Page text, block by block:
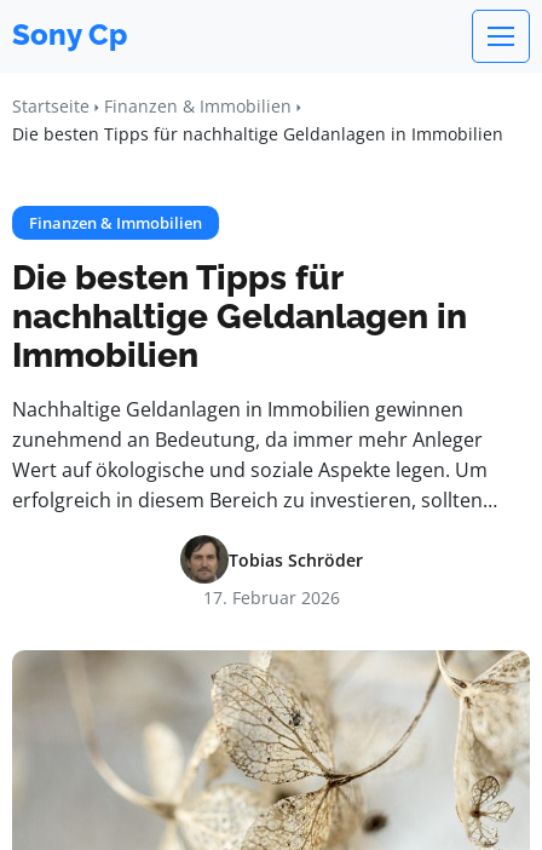
Sony Cp
Startseite
Finanzen & Immobilien
Die besten Tipps für nachhaltige Geldanlagen in Immobilien
Finanzen & Immobilien
Die besten Tipps für
nachhaltige Geldanlagen in
Immobilien
Nachhaltige Geldanlagen in Immobilien gewinnen
zunehmend an Bedeutung, da immer mehr Anleger
Wert auf ökologische und soziale Aspekte legen. Um
erfolgreich in diesem Bereich zu investieren, sollten…
Tobias Schröder
17. Februar 2026